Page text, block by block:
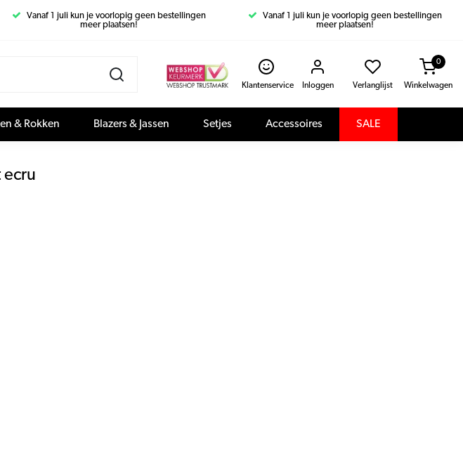
Vanaf 1 juli kun je voorlopig geen bestellingen
meer plaatsen!
Vanaf 1 juli kun je voorlopig geen bestellingen
meer plaatsen!
Klantenservice Inloggen Verlanglijst Winkelwagen
0
& Rokken Blazers & Jassen Setjes Accessoires SALE
ecru